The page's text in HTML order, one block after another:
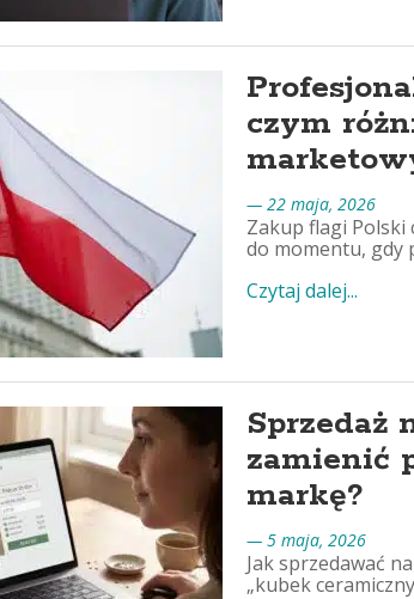
czym
— 22 maja, 2026
Zakup flagi Polski
do momentu, gdy
Czytaj dalej...
Sprzedaż
zamienić
markę?
— 5 maja, 2026
Jak sprzedawać
„kubek